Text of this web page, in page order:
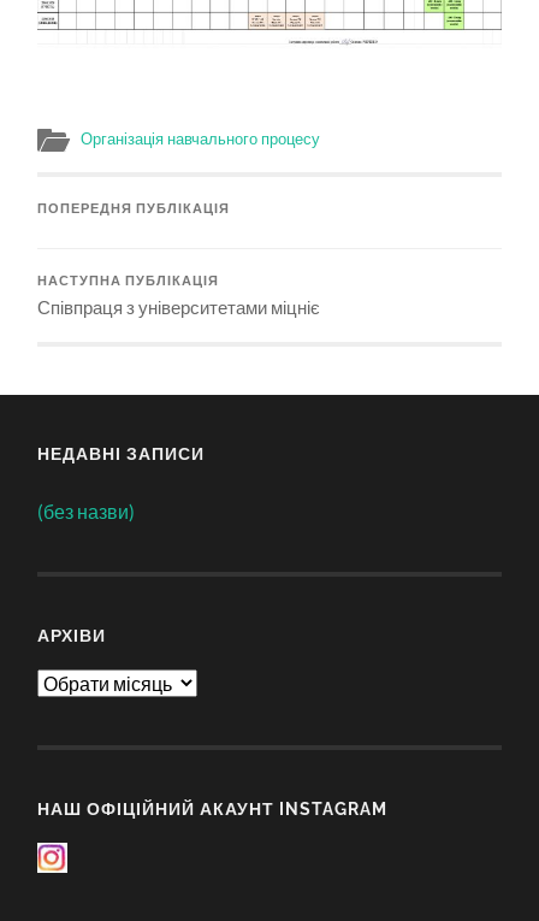
Організація навчального процесу
ПОПЕРЕДНЯ ПУБЛІКАЦІЯ
НАСТУПНА ПУБЛІКАЦІЯ
Співпраця з університетами міцніє
НЕДАВНІ ЗАПИСИ
(без назви)
АРХІВИ
Архіви
НАШ ОФІЦІЙНИЙ АКАУНТ INSTAGRAM